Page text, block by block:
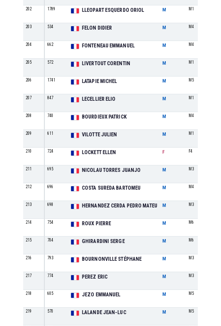
202 1789 LLEOPART ESQUERDO ORIOL M M1
203 534 FELON DIDIER M M4
204 662 FONTENEAU EMMANUEL M M4
205 572 LIVERTOUT CORENTIN M M1
206 1741 LATAPIE MICHEL M M5
207 847 LECELLIER ELIO M M1
208 740 BOURDIEUX PATRICK M M4
209 611 VILOTTE JULIEN M M1
210 724 LOCKETT ELLEN F F4
211 695 NICOLAU TORRES JUANJO M M3
212 696 COSTA SUREDA BARTOMEU M M4
213 698 HERNANDEZ CERDA PEDRO MATEU M M3
214 754 ROUX PIERRE M M6
215 704 GHIRARDINI SERGE M M6
216 793 BOURNONVILLE STÉPHANE M M3
217 774 PEREZ ERIC M M3
218 605 JEZO EMMANUEL M M5
219 570 LALANDE JEAN-LUC M M5